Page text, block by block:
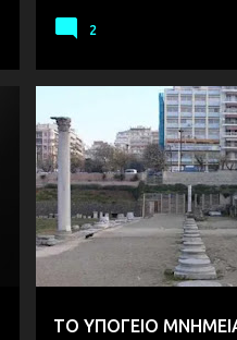
2
ΤΟ ΥΠΟΓΕΙΟ
ΑΡΧΑΙΟΛΟΓΙΑ